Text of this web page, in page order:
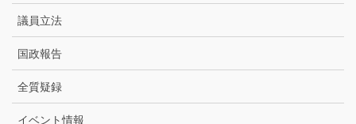
議員立法
国政報告
全質疑録
イベント情報